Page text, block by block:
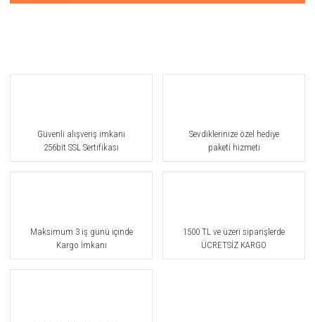
Güvenli alışveriş imkanı
256bit SSL Sertifikası
Sevdiklerinize özel hediye
paketi hizmeti
Maksimum 3 iş günü içinde
Kargo İmkanı
1500 TL ve üzeri siparişlerde
ÜCRETSİZ KARGO